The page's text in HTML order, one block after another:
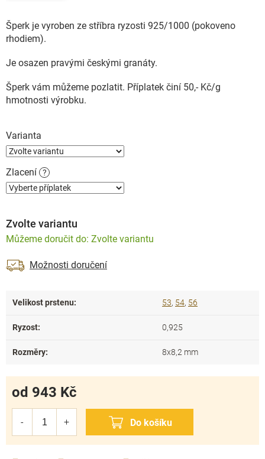
Varianta
Zlacení ?
Šperk je vyroben ze stříbra ryzosti 925/1000 (pokoveno
rhodiem).
Je osazen pravými českými granáty.
Šperk vám můžeme pozlatit. Příplatek činí 50,- Kč/g
hmotnosti výrobku.
Zvolte variantu
Zvolte variantu
Možnosti doručení
od 943 Kč
Velikost prstenu: 53, 54, 56
Ryzost: 0,925
Rozměry: 8x8,2 mm